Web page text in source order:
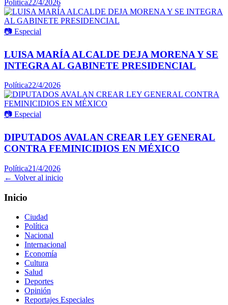
Política22/4/2026
📷 Especial
LUISA MARÍA ALCALDE DEJA MORENA Y SE
INTEGRA AL GABINETE PRESIDENCIAL
Política22/4/2026
📷 Especial
DIPUTADOS AVALAN CREAR LEY GENERAL
CONTRA FEMINICIDIOS EN MÉXICO
Política21/4/2026
← Volver al inicio
Inicio
Ciudad
Política
Nacional
Internacional
Economía
Cultura
Salud
Deportes
Opinión
Reportajes Especiales